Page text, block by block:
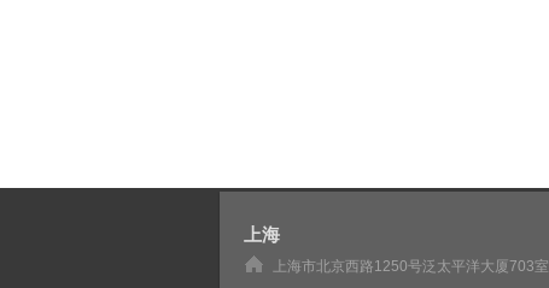
上海
上海市北京西路1250号泛太平洋大厦703室